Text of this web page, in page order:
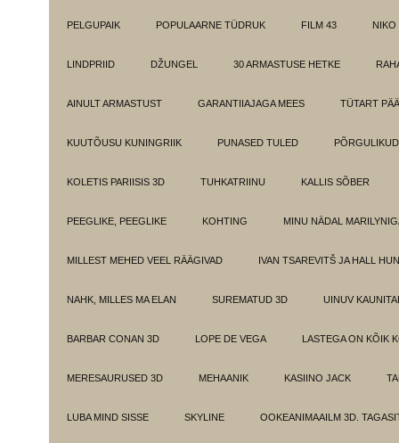
PELGUPAIK POPULAARNE TÜDRUK FILM 43 NIKO
LINDPRIID DŽUNGEL 30 ARMASTUSE HETKE
AINULT ARMASTUST GARANTIIAJAGA MEES TÜTART
KUUTÕUSU KUNINGRIIK PUNASED TULED
KOLETIS PARIISIS 3D TUHKATRIINU KALLIS SÕBER
PEEGLIKE, PEEGLIKE KOHTING MINU NÄDAL
MILLEST MEHED VEEL RÄÄGIVAD IVAN TSAREVITŠ JA HALL
NAHK, MILLES MA ELAN SUREMATUD 3D UINUV
BARBAR CONAN 3D LOPE DE VEGA LASTEGA ON KÕIK
MERESAURUSED 3D MEHAANIK KASIINO JACK
LUBA MIND SISSE SKYLINE OOKEANIMAAILM 3D.